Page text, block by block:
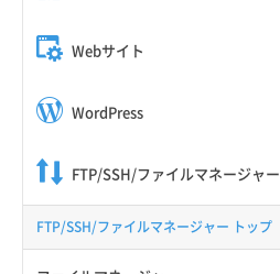
Webサイト
WordPress
FTP/SSH/ファイルマネージャー
FTP/SSH/ファイルマネージャー トップ